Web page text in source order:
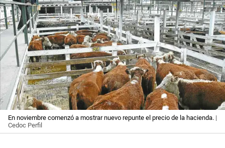
En noviembre comenzó a mostrar nuevo repunte el precio de la hacienda. |
Cedoc Perfil